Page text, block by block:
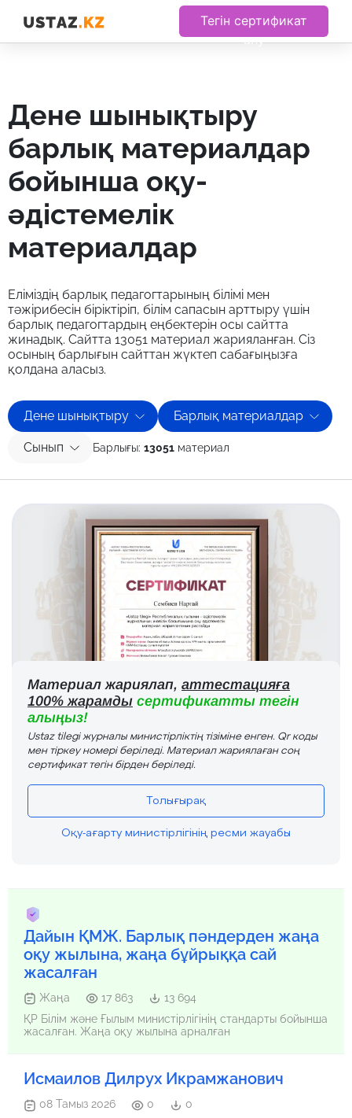
Тегін сертификат
алу
дене шынықтыру
барлық материалдар
бойынша оқу-
әдістемелік
материалдар
Еліміздің барлық педагогтарының білімі мен
тәжірибесін біріктіріп, білім сапасын арттыру үшін
барлық педагогтардың еңбектерін осы сайтта
жинадық. Сайтта 13051 материал жарияланған. Сіз
осының барлығын сайттан жүктеп сабағыңызға
қолдана аласыз.
Дене шынықтыру Барлық материалдар
Сынып Барлығы: 13051 материал
Материал жариялап, аттестацияға
100% жарамды сертификатты тегін
алыңыз!
Ustaz tilegi журналы министірліктің тізіміне енген. Qr коды
мен тіркеу номері беріледі. Материал жариялаған соң
сертификат тегін бірден беріледі.
Толығырақ
Оқу-ағарту министірлігінің ресми жауабы
Дайын ҚМЖ. Барлық пәндерден жаңа
оқу жылына, жаңа бұйрыққа сай
жасалған
Жаңа 17 863
13 694
ҚР Білім және Ғылым министірлігінің стандарты бойынша
жасалған. Жаңа оқу жылына арналған
Исмаилов Дилрух Икрамжанович
08 Тамыз 2026 0
0